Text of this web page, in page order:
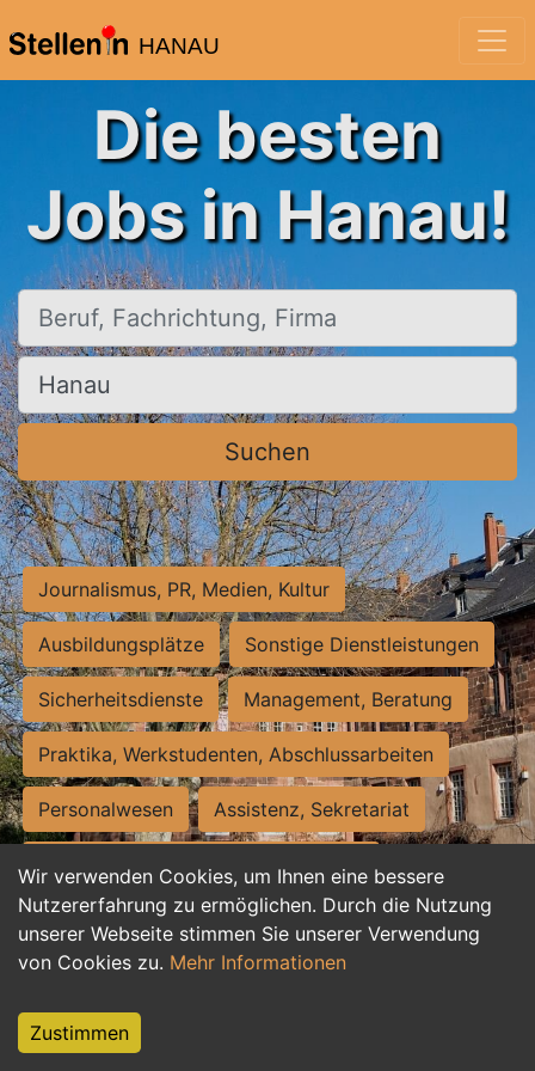
HANAU
Wir verwenden Cookies, um Ihnen eine bessere
Nutzererfahrung zu ermöglichen. Durch die Nutzung
unserer Webseite stimmen Sie unserer Verwendung
von Cookies zu. Mehr Informationen
Zustimmen
Die besten
Jobs in Hanau!
Beruf, Fachrichtung, Firma
Ort, Stadt
Suchen
Journalismus, PR, Medien, Kultur
Ausbildungsplätze Sonstige Dienstleistungen
Sicherheitsdienste Management, Beratung
Praktika, Werkstudenten, Abschlussarbeiten
Personalwesen Assistenz, Sekretariat
Hilfskräfte, Aushilfs- und Nebenjobs
Einkauf, Logistik, Materialwirtschaft
Weiterbildung, Studium, duale Ausbildung
Tourismus